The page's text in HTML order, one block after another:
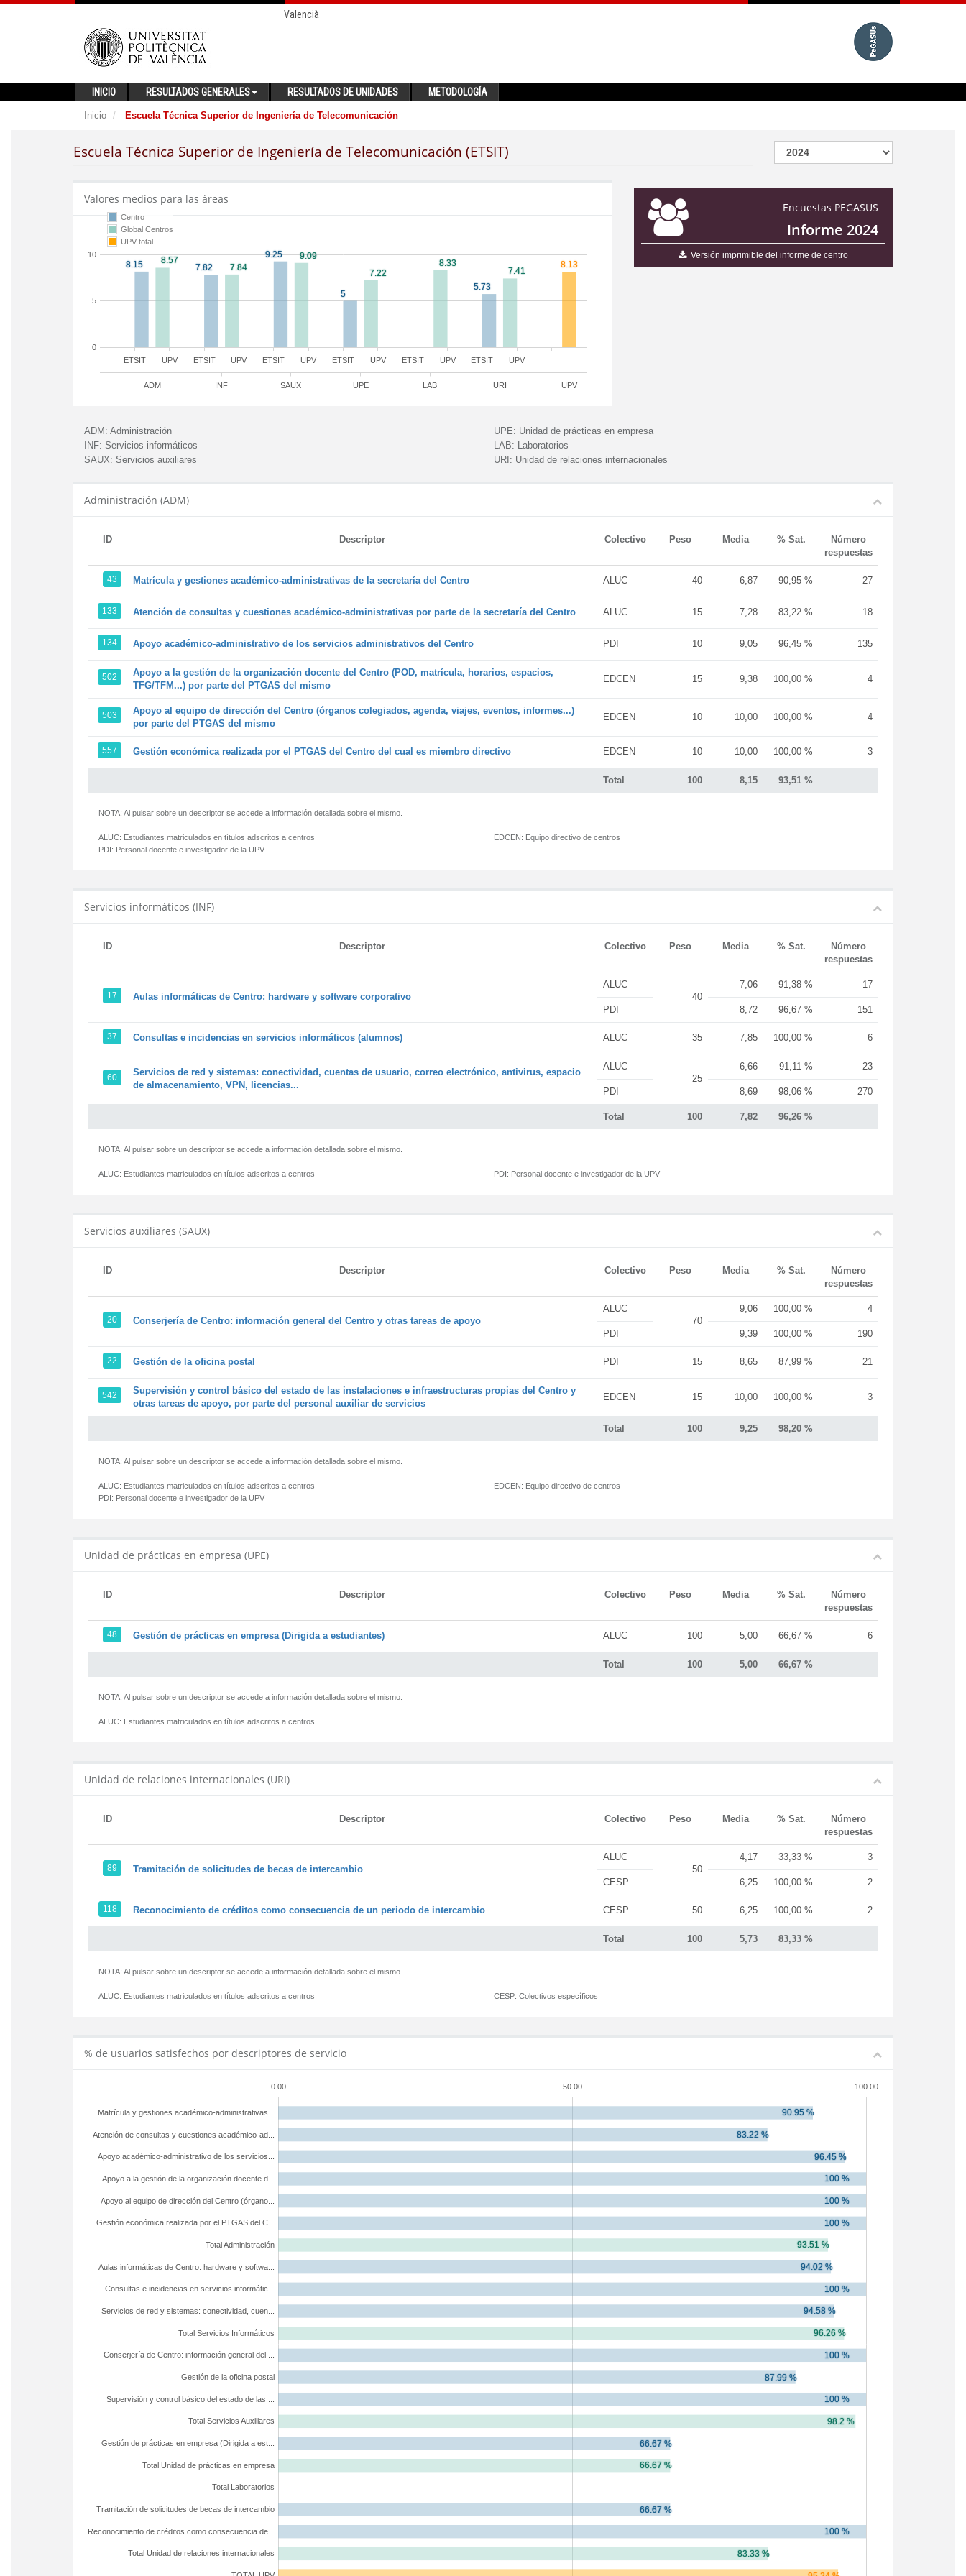
Valencià
INICIO RESULTADOS GENERALES RESULTADOS DE UNIDADES METODOLOGÍA
Inicio Escuela Técnica Superior de Ingeniería de Telecomunicación
Escuela Técnica Superior de Ingeniería de Telecomunicación (ETSIT)
Encuestas PEGASUS
Informe 2024
Versión imprimible del informe de centro
Valores medios para las áreas
ETSIT ETSIT ETSIT ETSIT ETSIT ETSIT
UPV UPV UPV UPV UPV UPV
ADM INF SAUX UPE LAB URI UPV
0
5
10
Centro
Global Centros
UPV total
ADM: Administración
INF: Servicios informáticos
SAUX: Servicios auxiliares
UPE: Unidad de prácticas en empresa
LAB: Laboratorios
URI: Unidad de relaciones internacionales
Administración (ADM)
ID Descriptor Colectivo Peso Media % Sat.
Número
respuestas
Total 100 8,15 93,51 %
43 Matrícula y gestiones académico-administrativas de la secretaría del Centro ALUC 40 6,87 90,95 % 27
133 Atención de consultas y cuestiones académico-administrativas por parte de la secretaría del Centro ALUC 15 7,28 83,22 % 18
134 Apoyo académico-administrativo de los servicios administrativos del Centro PDI 10 9,05 96,45 % 135
502
Apoyo a la gestión de la organización docente del Centro (POD, matrícula, horarios, espacios,
TFG/TFM...) por parte del PTGAS del mismo
EDCEN 15 9,38 100,00 % 4
503
Apoyo al equipo de dirección del Centro (órganos colegiados, agenda, viajes, eventos, informes...)
por parte del PTGAS del mismo
EDCEN 10 10,00 100,00 % 4
557 Gestión económica realizada por el PTGAS del Centro del cual es miembro directivo EDCEN 10 10,00 100,00 % 3
NOTA: Al pulsar sobre un descriptor se accede a información detallada sobre el mismo.
ALUC: Estudiantes matriculados en títulos adscritos a centros
PDI: Personal docente e investigador de la UPV
EDCEN: Equipo directivo de centros
Servicios informáticos (INF)
ID Descriptor Colectivo Peso Media % Sat.
Número
respuestas
Total 100 7,82 96,26 %
17 Aulas informáticas de Centro: hardware y software corporativo
ALUC
40
7,06 91,38 % 17
PDI 8,72 96,67 % 151
37 Consultas e incidencias en servicios informáticos (alumnos) ALUC 35 7,85 100,00 % 6
60
Servicios de red y sistemas: conectividad, cuentas de usuario, correo electrónico, antivirus, espacio
de almacenamiento, VPN, licencias...
ALUC
25
6,66 91,11 % 23
PDI 8,69 98,06 % 270
NOTA: Al pulsar sobre un descriptor se accede a información detallada sobre el mismo.
ALUC: Estudiantes matriculados en títulos adscritos a centros PDI: Personal docente e investigador de la UPV
Servicios auxiliares (SAUX)
ID Descriptor Colectivo Peso Media % Sat.
Número
respuestas
Total 100 9,25 98,20 %
20 Conserjería de Centro: información general del Centro y otras tareas de apoyo
ALUC
70
9,06 100,00 % 4
PDI 9,39 100,00 % 190
22 Gestión de la oficina postal PDI 15 8,65 87,99 % 21
542
Supervisión y control básico del estado de las instalaciones e infraestructuras propias del Centro y
otras tareas de apoyo, por parte del personal auxiliar de servicios
EDCEN 15 10,00 100,00 % 3
NOTA: Al pulsar sobre un descriptor se accede a información detallada sobre el mismo.
ALUC: Estudiantes matriculados en títulos adscritos a centros
PDI: Personal docente e investigador de la UPV
EDCEN: Equipo directivo de centros
Unidad de prácticas en empresa (UPE)
ID Descriptor Colectivo Peso Media % Sat.
Número
respuestas
Total 100 5,00 66,67 %
48 Gestión de prácticas en empresa (Dirigida a estudiantes) ALUC 100 5,00 66,67 % 6
NOTA: Al pulsar sobre un descriptor se accede a información detallada sobre el mismo.
ALUC: Estudiantes matriculados en títulos adscritos a centros
Unidad de relaciones internacionales (URI)
ID Descriptor Colectivo Peso Media % Sat.
Número
respuestas
Total 100 5,73 83,33 %
89 Tramitación de solicitudes de becas de intercambio
ALUC
50
4,17 33,33 % 3
CESP 6,25 100,00 % 2
118 Reconocimiento de créditos como consecuencia de un periodo de intercambio CESP 50 6,25 100,00 % 2
NOTA: Al pulsar sobre un descriptor se accede a información detallada sobre el mismo.
ALUC: Estudiantes matriculados en títulos adscritos a centros CESP: Colectivos específicos
% de usuarios satisfechos por descriptores de servicio
0.00 50.00 100.00
Total Unidad de relaciones internacionales
Reconocimiento de créditos como consecuencia de...
Tramitación de solicitudes de becas de intercambio
Total Laboratorios
Total Unidad de prácticas en empresa
Gestión de prácticas en empresa (Dirigida a est...
Total Servicios Auxiliares
Supervisión y control básico del estado de las ...
Gestión de la oficina postal
Conserjería de Centro: información general del ...
Total Servicios Informáticos
Servicios de red y sistemas: conectividad, cuen...
Consultas e incidencias en servicios informátic...
Aulas informáticas de Centro: hardware y softwa...
Total Administración
Gestión económica realizada por el PTGAS del C...
Apoyo al equipo de dirección del Centro (órgano...
Apoyo a la gestión de la organización docente d...
Apoyo académico-administrativo de los servicios...
Atención de consultas y cuestiones académico-ad...
Matrícula y gestiones académico-administrativas...